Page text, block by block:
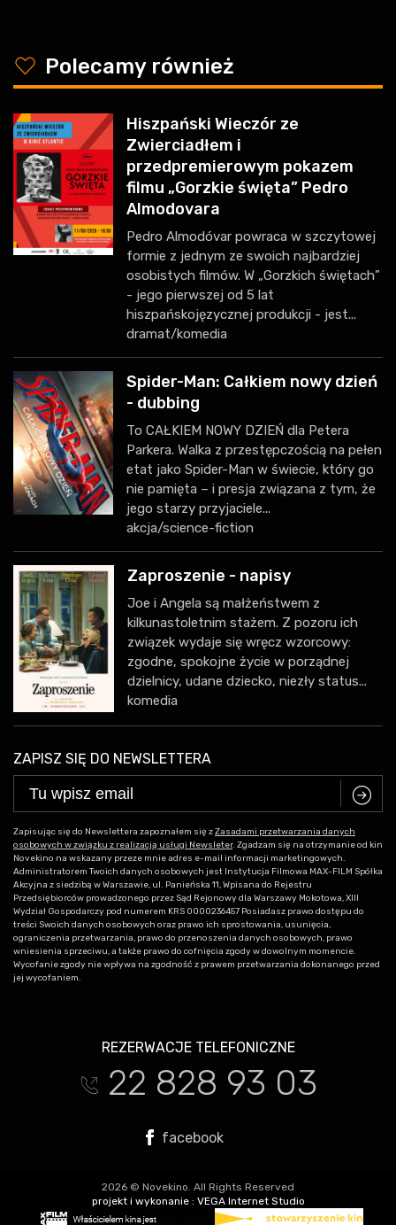
y Polecamy również
Hiszpański Wieczór ze
Zwierciadłem i
przedpremierowym pokazem
filmu „Gorzkie święta” Pedro
Almodovara
Pedro Almodóvar powraca w szczytowej
formie z jednym ze swoich najbardziej
osobistych filmów. W „Gorzkich świętach”
- jego pierwszej od 5 lat
hiszpańskojęzycznej produkcji - jest...
dramat/komedia
Spider-Man: Całkiem nowy dzień
- dubbing
To CAŁKIEM NOWY DZIEŃ dla Petera
Parkera. Walka z przestępczością na pełen
etat jako Spider-Man w świecie, który go
nie pamięta – i presja związana z tym, że
jego starzy przyjaciele...
akcja/science-fiction
Zaproszenie - napisy
Joe i Angela są małżeństwem z
kilkunastoletnim stażem. Z pozoru ich
związek wydaje się wręcz wzorcowy:
zgodne, spokojne życie w porządnej
dzielnicy, udane dziecko, niezły status...
komedia
ZAPISZ SIĘ DO NEWSLETTERA
C
Zapisując się do Newslettera zapoznałem się zZasadami przetwarzania danych
osobowych w związku z realizacją usługi Newsleter. Zgadzam się na otrzymanie od kin
Novekino na wskazany przeze mnie adres e-mail informacji marketingowych.
Administratorem Twoich danych osobowych jest Instytucja Filmowa MAX-FILM Spółka
Akcyjna z siedzibą w Warszawie, ul. Panieńska 11, Wpisana do Rejestru
Przedsiębiorców prowadzonego przez Sąd Rejonowy dla Warszawy Mokotowa, XIII
Wydział Gospodarczy pod numerem KRS 0000236457 Posiadasz prawo dostępu do
treści Swoich danych osobowych oraz prawo ich sprostowania, usunięcia,
ograniczenia przetwarzania, prawo do przenoszenia danych osobowych, prawo
wniesienia sprzeciwu, a także prawo do cofnięcia zgody w dowolnym momencie.
Wycofanie zgody nie wpływa na zgodność z prawem przetwarzania dokonanego przed
jej wycofaniem.
REZERWACJE TELEFONICZNE
t 22 828 93 03
facebook
2026 © Novekino. All Rights Reserved
projekt i wykonanie : VEGA Internet Studio